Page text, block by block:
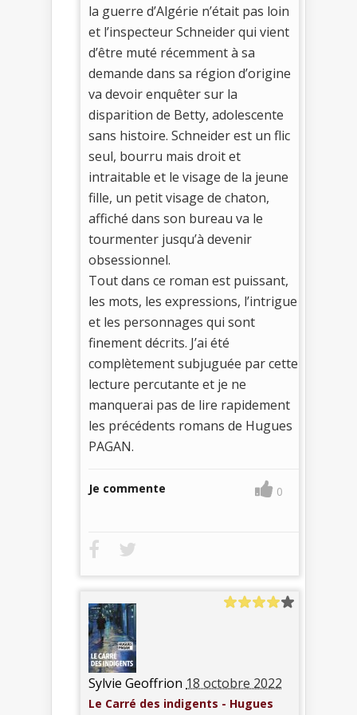
la guerre d’Algérie n’était pas loin
et l’inspecteur Schneider qui vient
d’être muté récemment à sa
demande dans sa région d’origine
va devoir enquêter sur la
disparition de Betty, adolescente
sans histoire. Schneider est un flic
seul, bourru mais droit et
intraitable et le visage de la jeune
fille, un petit visage de chaton,
affiché dans son bureau va le
tourmenter jusqu’à devenir
obsessionnel.
Tout dans ce roman est puissant,
les mots, les expressions, l’intrigue
et les personnages qui sont
finement décrits. J’ai été
complètement subjuguée par cette
lecture percutante et je ne
manquerai pas de lire rapidement
les précédents romans de Hugues
PAGAN.
Je commente 0
Sylvie Geoffrion 18 octobre 2022
Le Carré des indigents - Hugues